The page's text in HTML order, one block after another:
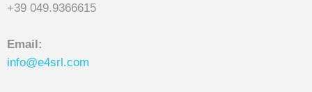
+39 049.9366615
Email:
info@e4srl.com